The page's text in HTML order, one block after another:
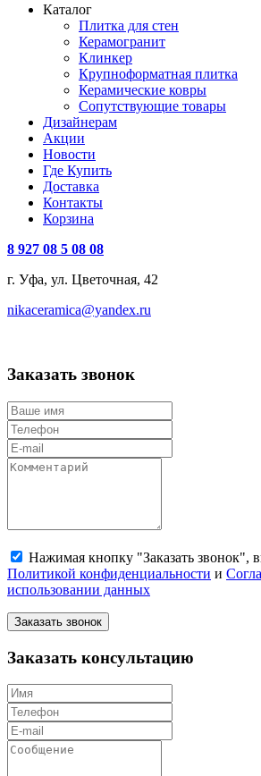
Каталог
Плитка для стен
Керамогранит
Клинкер
Крупноформатная плитка
Керамические ковры
Сопутствующие товары
Дизайнерам
Акции
Новости
Где Купить
Доставка
Контакты
Корзина
8 927 08 5 08 08
г. Уфа, ул. Цветочная, 42
nikaceramica@yandex.ru
Заказать звонок
Нажимая кнопку "Заказать звонок",
Политикой конфиденциальности и
использовании данных
Заказать звонок
Заказать консультацию